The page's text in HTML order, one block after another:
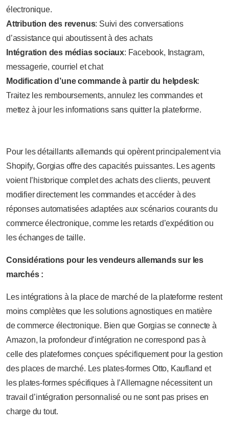
électronique.
Attribution des revenus: Suivi des conversations
d’assistance qui aboutissent à des achats
Intégration des médias sociaux: Facebook, Instagram,
messagerie, courriel et chat
Modification d’une commande à partir du helpdesk:
Traitez les remboursements, annulez les commandes et
mettez à jour les informations sans quitter la plateforme.
Pour les détaillants allemands qui opèrent principalement via
Shopify, Gorgias offre des capacités puissantes. Les agents
voient l’historique complet des achats des clients, peuvent
modifier directement les commandes et accéder à des
réponses automatisées adaptées aux scénarios courants du
commerce électronique, comme les retards d’expédition ou
les échanges de taille.
Considérations pour les vendeurs allemands sur les
marchés :
Les intégrations à la place de marché de la plateforme restent
moins complètes que les solutions agnostiques en matière
de commerce électronique. Bien que Gorgias se connecte à
Amazon, la profondeur d’intégration ne correspond pas à
celle des plateformes conçues spécifiquement pour la gestion
des places de marché. Les plates-formes Otto, Kaufland et
les plates-formes spécifiques à l’Allemagne nécessitent un
travail d’intégration personnalisé ou ne sont pas prises en
charge du tout.